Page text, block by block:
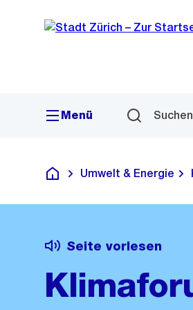
Navigation
Sprunglink
Menü Suchen
Deutsch
Umwelt & Energie
Seite vorlesen